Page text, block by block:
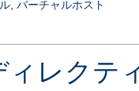
, バーチャルホスト
ィレクテ